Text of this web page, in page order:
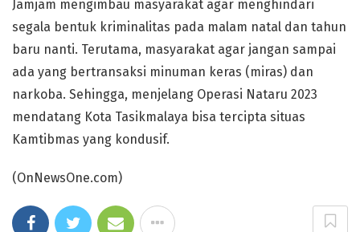
Jamjam mengimbau masyarakat agar menghindari
segala bentuk kriminalitas pada malam natal dan tahun
baru nanti. Terutama, masyarakat agar jangan sampai
ada yang bertransaksi minuman keras (miras) dan
narkoba. Sehingga, menjelang Operasi Nataru 2023
mendatang Kota Tasikmalaya bisa tercipta situas
Kamtibmas yang kondusif.
(OnNewsOne.com)